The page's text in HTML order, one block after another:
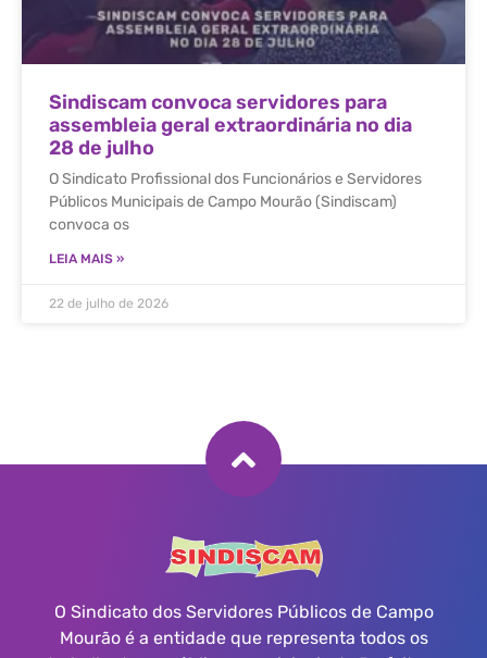
Sindiscam convoca servidores para
assembleia geral extraordinária no dia
28 de julho
O Sindicato Profissional dos Funcionários e Servidores
Públicos Municipais de Campo Mourão (Sindiscam)
convoca os
LEIA MAIS »
22 de julho de 2026
O Sindicato dos Servidores Públicos de Campo
Mourão é a entidade que representa todos os